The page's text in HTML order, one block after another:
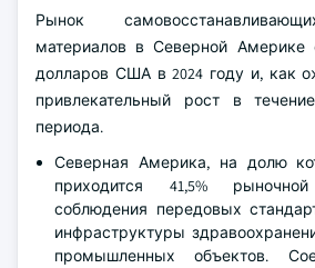
Рынок
материалов в Северной Америке
долларов США в 2024 году и, как
привлекательный рост в
периода.
Северная Америка, на долю
приходится 41,5%
соблюдения передовых
инфраструктуры
промышленных объектов.